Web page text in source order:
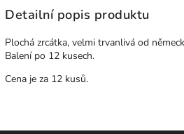
Detailní popis produktu
Plochá zrcátka, velmi trvanlivá od
Balení po 12 kusech.
Cena je za 12 kusů.